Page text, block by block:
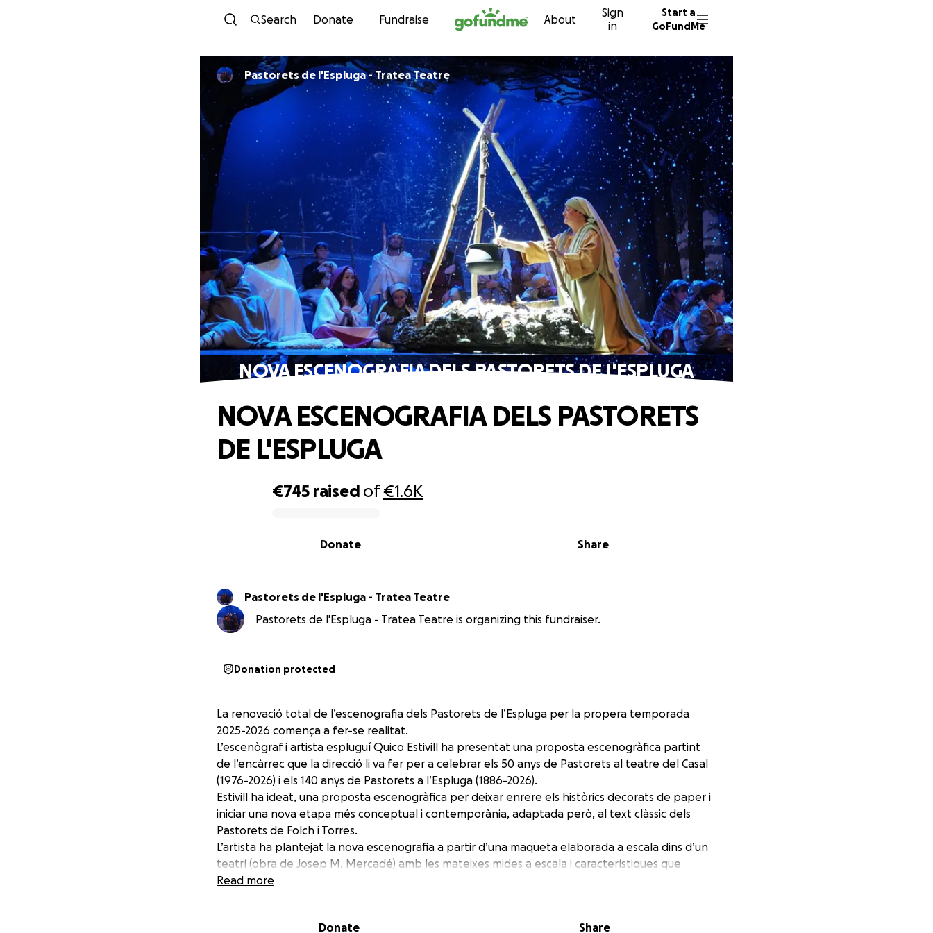
Skip to content
Search Donate Fundraise About
Sign
in
Start a
GoFundMe
Pastorets de l'Espluga - Tratea Teatre
NOVA ESCENOGRAFIA DELS PASTORETS DE L'ESPLUGA
€745 raised of€1.6K
Share
Donate
NOVA ESCENOGRAFIA DELS PASTORETS
DE L'ESPLUGA
Pastorets de l'Espluga - Tratea Teatre
Pastorets de l'Espluga - Tratea Teatre is organizing this fundraiser.
Donation protected
La renovació total de l’escenografia dels Pastorets de l’Espluga per la propera temporada
2025-2026 comença a fer-se realitat.
L’escenògraf i artista espluguí Quico Estivill ha presentat una proposta escenogràfica partint
de l’encàrrec que la direcció li va fer per a celebrar els 50 anys de Pastorets al teatre del Casal
(1976-2026) i els 140 anys de Pastorets a l’Espluga (1886-2026).
Estivill ha ideat, una proposta escenogràfica per deixar enrere els històrics decorats de paper i
iniciar una nova etapa més conceptual i contemporània, adaptada però, al text clàssic dels
Pastorets de Folch i Torres.
L’artista ha plantejat la nova escenografia a partir d’una maqueta elaborada a escala dins d’un
teatrí (obra de Josep M. Mercadé) amb les mateixes mides a escala i característiques que
l’escenari del teatre del Casal. D’aquesta manera també es podran dissenyar tots els canvis i
El finançament i la implicació
Read more
Donate Share